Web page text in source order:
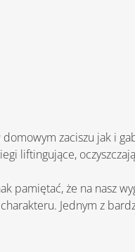
liftingujące,
Jednym z